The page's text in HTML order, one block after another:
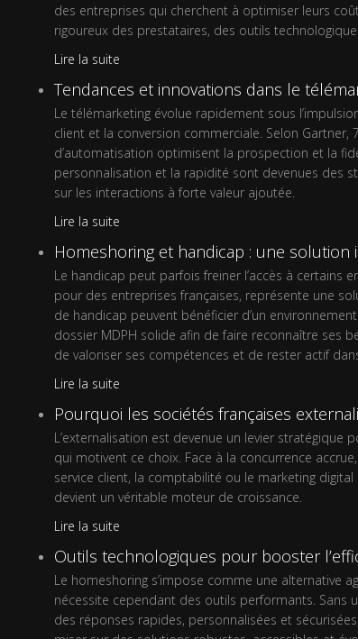
des entreprises qui cherchent à optimiser leurs
rigoureux des prestataires, des outils
Lire la suite
Tendances et innovations dans le
Le télémarketing évolue rapidement sous
client et la conversion commerciale. Selon
d’automatisation optimisent la prospection et la
personnalisation et la rapidité sont devenues des
sur les interactions à forte valeur ajoutée.
Lire la suite
Homeshoring et handicap : une solution
Le handicap peut parfois freiner l’accès à certains
pour des entreprises françaises, représente une
de handicap peuvent bénéficier d’un
dossier MDPH solide afin de faire reconnaître ses
de valoriser ses compétences et de rester actif
Lire la suite
Pourquoi les sociétés françaises
L’externalisation est devenue un levier
qui motivent ce choix. Face à la concurrence
service client, la comptabilité ou le marketing
devient un véritable moteur de croissance.
Lire la suite
Outils technologiques pour booster
Le homeshoring s’impose comme une alternative
nécessite cependant des outils performants. Sans
des réponses rapides, personnalisées et